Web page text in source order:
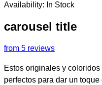
Availability: In Stock
carousel title
from 5 reviews
Estos originales y
perfectos para dar un